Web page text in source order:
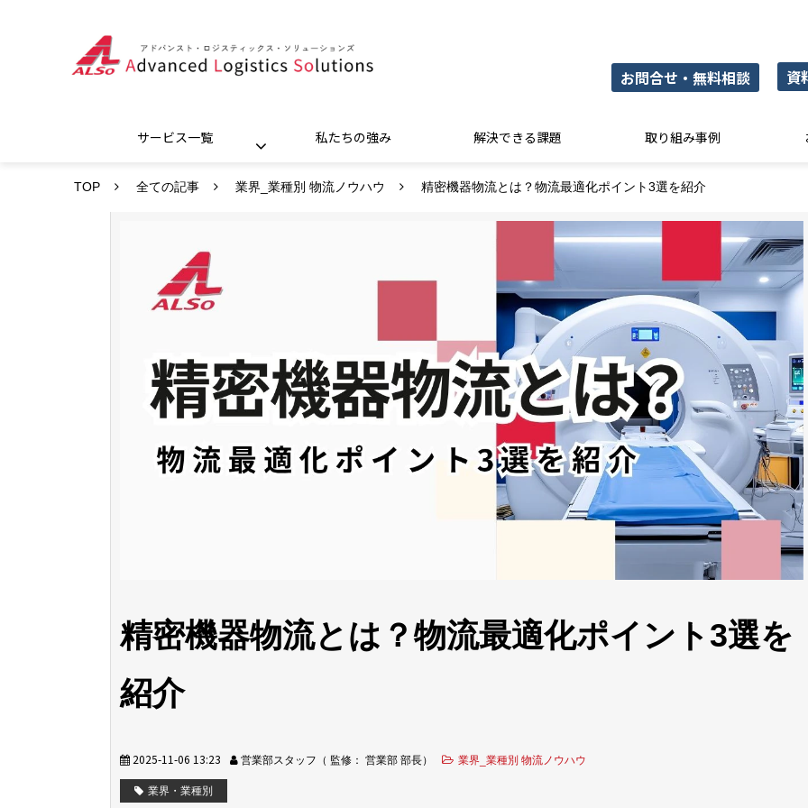
お問合せ・無料相談 資
サービス一覧 私たちの強み 解決できる課題 取り組み事例
TOP 全ての記事 業界_業種別 物流ノウハウ 精密機器物流とは？物流最適化ポイント3選を紹介
精密機器物流とは？物流最適化ポイント3選を
紹介
2025-11-06 13:23 営業部スタッフ（ 監修： 営業部 部長） 業界_業種別 物流ノウハウ
業界・業種別